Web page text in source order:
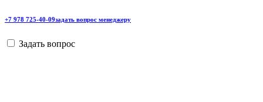
+7 978 725-40-09задать вопрос менеджеру
Задать вопрос